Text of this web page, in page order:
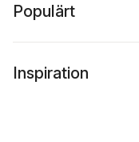
Populärt
Inspiration